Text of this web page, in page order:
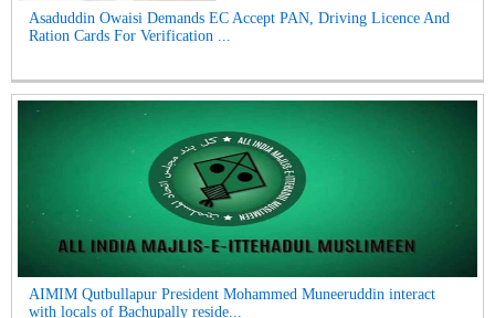
Asaduddin Owaisi Demands EC Accept PAN, Driving Licence And
Ration Cards For Verification ...
AIMIM Qutbullapur President Mohammed Muneeruddin interact
with locals of Bachupally reside...